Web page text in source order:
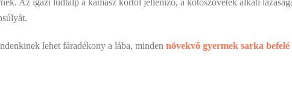
Az igazi lúdtalp a kamasz kortól jellemző, a kötőszövetek alkati
lehet fáradékony a lába, minden növekvő gyermek sarka befelé